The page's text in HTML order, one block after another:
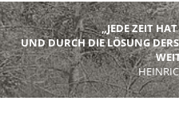
„JEDE ZEIT
UND DURCH DIE LÖSUNG